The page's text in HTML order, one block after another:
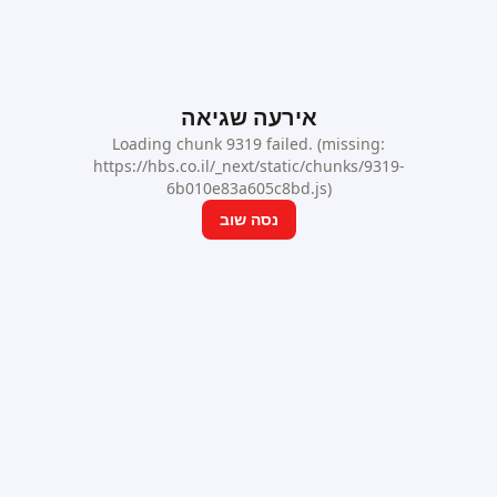
אירעה שגיאה
Loading chunk 9319 failed. (missing:
https://hbs.co.il/_next/static/chunks/9319-
6b010e83a605c8bd.js)